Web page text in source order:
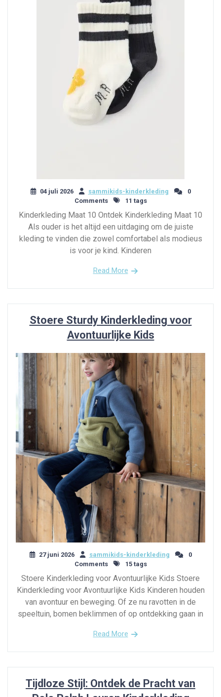
04 juli 2026 sammikids-kinderkleding
0
Comments
11 tags
Kinderkleding Maat 10 Ontdek Kinderkleding Maat 10
Als ouder is het altijd een uitdaging om de juiste
kleding te vinden die zowel comfortabel als modieus
is voor je kind. Kinderen
Read More
Stoere Sturdy Kinderkleding voor
Avontuurlijke Kids
27 juni 2026 sammikids-kinderkleding
0
Comments
15 tags
Stoere Kinderkleding voor Avontuurlijke Kids Stoere
Kinderkleding voor Avontuurlijke Kids Kinderen houden
van avontuur en beweging. Of ze nu ravotten in de
speeltuin, bomen beklimmen of op ontdekking gaan in
Read More
Tijdloze Stijl: Ontdek de Pracht van